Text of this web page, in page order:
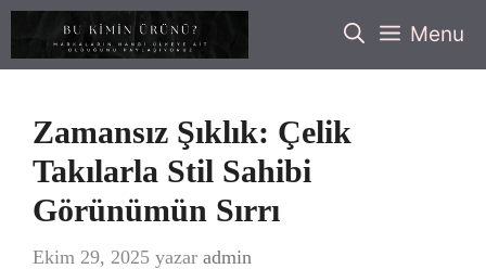
İçeriğe
Menu
Zamansız Şıklık: Çelik
Takılarla Stil Sahibi
Görünümün Sırrı
Ekim 29, 2025 yazar admin